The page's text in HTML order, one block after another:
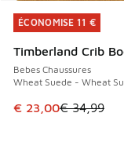
ÉCONOMISE 11 €
Timberland Crib
Bebes Chaussures
Wheat Suede - Wheat
Cet article est en
€ 23,00€ 34,99
ÉCONOMISE 11 €